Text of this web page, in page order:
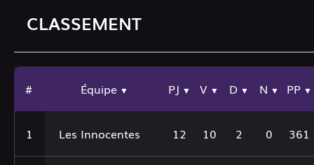
CLASSEMENT
# Équipe ▼ PJ ▼ V ▼ D ▼ N ▼ PP ▼
1 Les Innocentes 12 10 2 0 361